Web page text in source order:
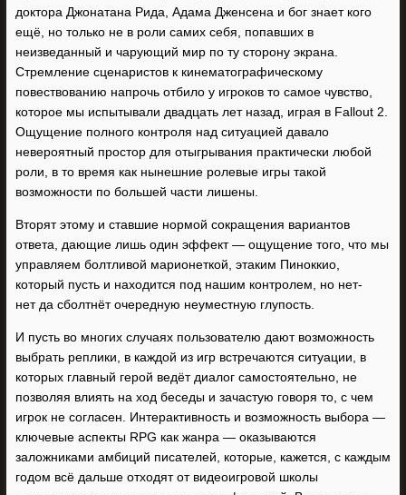
доктора Джонатана Рида, Адама Дженсена и бог знает кого
ещё, но только не в роли самих себя, попавших в
неизведанный и чарующий мир по ту сторону экрана.
Стремление сценаристов к кинематографическому
повествованию напрочь отбило у игроков то самое чувство,
которое мы испытывали двадцать лет назад, играя в Fallout 2.
Ощущение полного контроля над ситуацией давало
невероятный простор для отыгрывания практически любой
роли, в то время как нынешние ролевые игры такой
возможности по большей части лишены.
Вторят этому и ставшие нормой сокращения вариантов
ответа, дающие лишь один эффект — ощущение того, что мы
управляем болтливой марионеткой, этаким Пиноккио,
который пусть и находится под нашим контролем, но нет-
нет да сболтнёт очередную неуместную глупость.
И пусть во многих случаях пользователю дают возможность
выбрать реплики, в каждой из игр встречаются ситуации, в
которых главный герой ведёт диалог самостоятельно, не
позволяя влиять на ход беседы и зачастую говоря то, с чем
игрок не согласен. Интерактивность и возможность выбора —
ключевые аспекты RPG как жанра — оказываются
заложниками амбиций писателей, которые, кажется, с каждым
годом всё дальше отходят от видеоигровой школы